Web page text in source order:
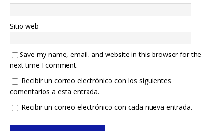
Sitio web
Save my name, email, and website in this browser for the
next time I comment.
Recibir un correo electrónico con los siguientes
comentarios a esta entrada.
Recibir un correo electrónico con cada nueva entrada.